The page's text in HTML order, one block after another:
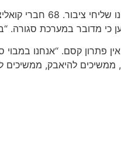
בוארון טען כי
כי מדובר במערכת
אין פתרון קסם. “אנחנו
ממשיכים להיאבק,